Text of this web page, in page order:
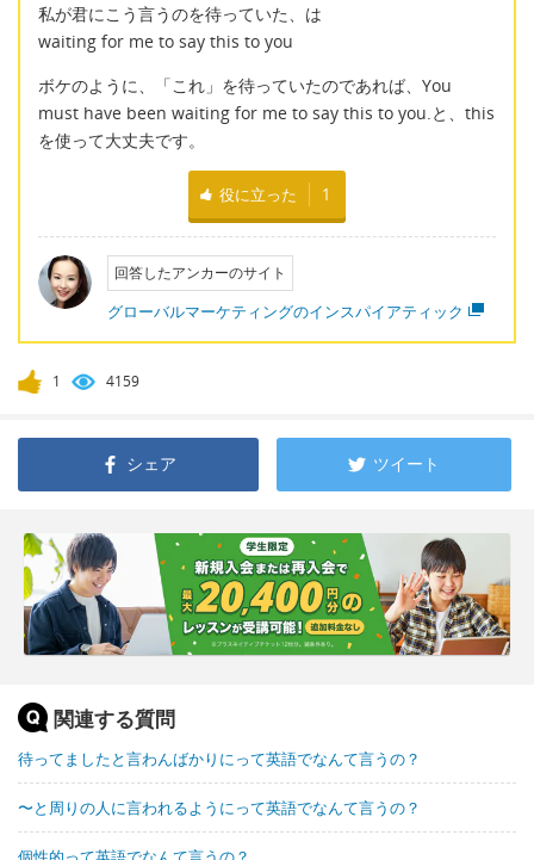
私が君にこう言うのを待っていた、は
waiting for me to say this to you
ボケのように、「これ」を待っていたのであれば、You
must have been waiting for me to say this to you.と、this
を使って大丈夫です。
役に立った 1
回答したアンカーのサイト
グローバルマーケティングのインスパイアティック
1 4159
シェア ツイート
関連する質問
待ってましたと言わんばかりにって英語でなんて言うの？
〜と周りの人に言われるようにって英語でなんて言うの？